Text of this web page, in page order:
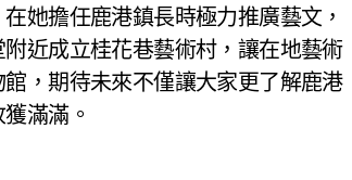
她擔任鹿港鎮長時極力推廣藝文，
近成立桂花巷藝術村，讓在地藝術
，期待未來不僅讓大家更了解鹿港
滿滿。